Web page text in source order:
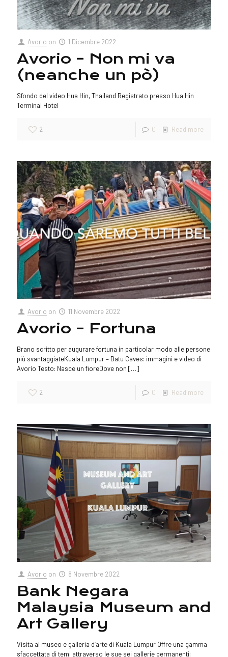
Avorio on 1 Dicembre 2022
Avorio – Non mi va
(neanche un pò)
Sfondo del video Hua Hin, Thailand Registrato presso Hua Hin
Terminal Hotel
2 0 Read more
Avorio on 11 Novembre 2022
Avorio – Fortuna
Brano scritto per augurare fortuna in particolar modo alle persone
più svantaggiateKuala Lumpur – Batu Caves: immagini e video di
Avorio Testo: Nasce un fioreDove non […]
2 0 Read more
Avorio on 8 Novembre 2022
Bank Negara
Malaysia Museum and
Art Gallery
Visita al museo e galleria d’arte di Kuala Lumpur Offre una gamma
sfaccettata di temi attraverso le sue sei gallerie permanenti: